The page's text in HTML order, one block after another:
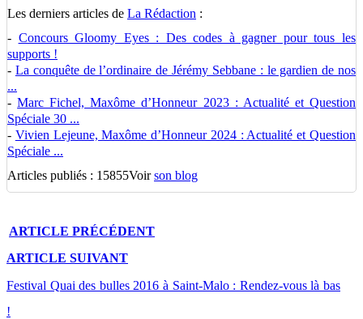
Les derniers articles de La Rédaction :
- Concours Gloomy Eyes : Des codes à gagner pour tous les
supports !
- La conquête de l’ordinaire de Jérémy Sebbane : le gardien de nos
...
-Marc Fichel, Maxôme d’Honneur 2023 : Actualité et Question
Spéciale 30 ...
- Vivien Lejeune, Maxôme d’Honneur 2024 : Actualité et Question
Spéciale ...
Articles publiés : 15855Voirson blog
ARTICLE PRÉCÉDENT
ARTICLE SUIVANT
Festival Quai des bulles 2016 à Saint-Malo : Rendez-vous là bas
!